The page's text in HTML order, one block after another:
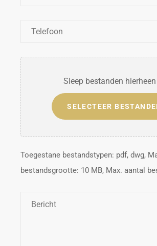
Telefoon
Bestanden
Sleep bestanden
SELECTEER
Toegestane bestandstypen: pdf, dwg,
bestandsgrootte: 10 MB, Max. aantal
Bericht